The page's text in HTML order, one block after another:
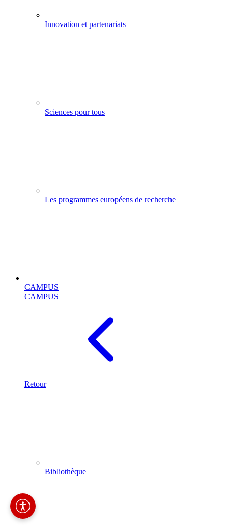
Innovation et partenariats
Sciences pour tous
Les programmes européens de recherche
CAMPUS
CAMPUS
Retour
Bibliothèque